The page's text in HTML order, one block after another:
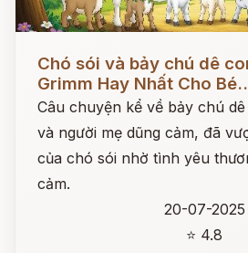
Chó sói và bảy chú dê
Grimm Hay Nhất Cho
Câu chuyện kể về bảy chú
và người mẹ dũng cảm, đã
của chó sói nhờ tình yêu
cảm.
20-07-2025
⭐ 4.8